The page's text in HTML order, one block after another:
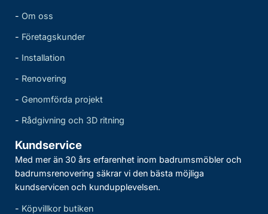
- Om oss
- Företagskunder
- Installation
- Renovering
- Genomförda projekt
- Rådgivning och 3D ritning
Kundservice
Med mer än 30 års erfarenhet inom badrumsmöbler och
badrumsrenovering säkrar vi den bästa möjliga
kundservicen och kundupplevelsen.
- Köpvillkor butiken